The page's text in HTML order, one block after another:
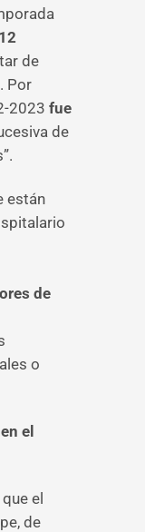
de
Por
2023 fue
de
están
de
o
el
el
de